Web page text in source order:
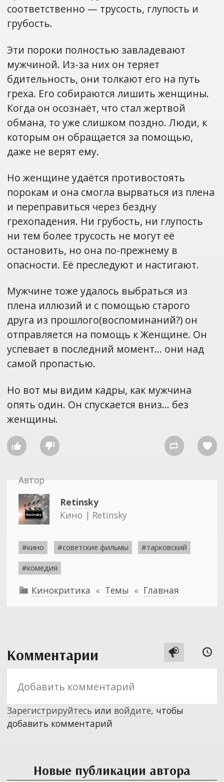
соответственно — трусость, глупость и
грубость.
Эти пороки полностью завладевают
мужчиной. Из-за них он теряет
бдительность, они толкают его на путь
греха. Его собираются лишить женщины.
Когда он осознаёт, что стал жертвой
обмана, то уже слишком поздно. Люди, к
которым он обращается за помощью,
даже не верят ему.
Но женщине удаётся противостоять
порокам и она смогла вырваться из плена
и переправиться через бездну
грехопадения. Ни грубость, ни глупость
ни тем более трусость не могут её
остановить, но она по-прежнему в
опасности. Её преследуют и настигают.
Мужчине тоже удалось выбраться из
плена иллюзий и с помощью старого
друга из прошлого(воспоминаний?) он
отправляется на помощь к Женщине. Он
успевает в последний момент… они над
самой пропастью.
Но вот мы видим кадры, как мужчина
опять один. Он спускается вниз… без
женщины.
   
Автор
Retinsky
Кино | Retinsky
#кино #советские фильмы #тарковский
#комедия
 Кинокритика « Темы « Главная
Комментарии  
Зарегистрируйтесь или войдите, чтобы
добавить комментарий
Новые публикации автора